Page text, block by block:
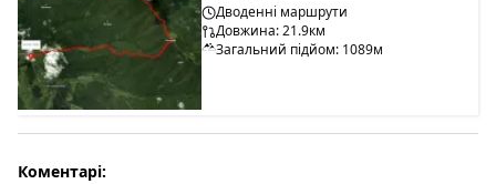
Дводенні маршрути
Довжина: 21.9км
Загальний підйом: 1089м
Коментарі: